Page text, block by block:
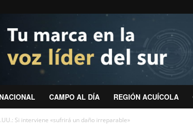
CAMPO AL DÍA REGIÓN ACUÍCOLA
Si interviene «sufrirá un daño irreparable»